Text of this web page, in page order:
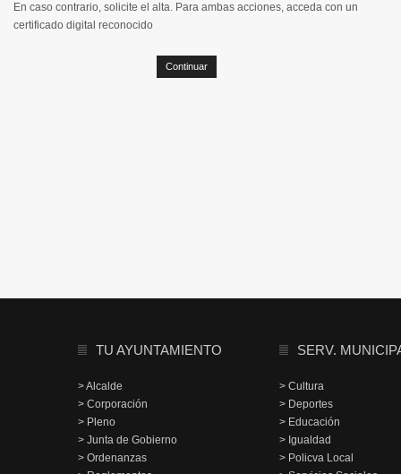
En caso contrario, solicite el alta. Para ambas acciones, acceda con un
certificado digital reconocido
Continuar
TU AYUNTAMIENTO
> Alcalde
> Corporación
> Pleno
> Junta de Gobierno
> Ordenanzas
SERV.
> Cultura
> Deportes
> Educación
> Igualdad
> Policva Local